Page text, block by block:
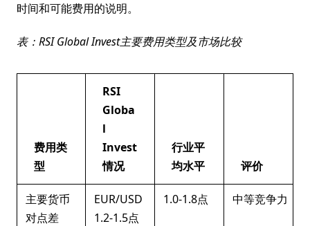
时间和可能费用的说明。
表：RSI Global Invest主要费用类型及市场比较
费用类
型
RSI
Globa
l
Invest
情况
行业平
均水平
评价
主要货币
对点差
EUR/USD
1.2-1.5点
1.0-1.8点 中等竞争力